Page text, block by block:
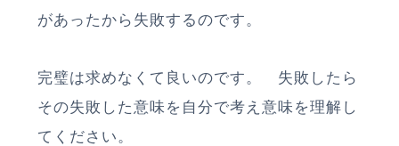
があったから失敗するのです。
完璧は求めなくて良いのです。 失敗したら
その失敗した意味を自分で考え意味を理解し
てください。